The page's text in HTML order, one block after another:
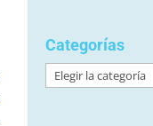
Categorías
Categorías